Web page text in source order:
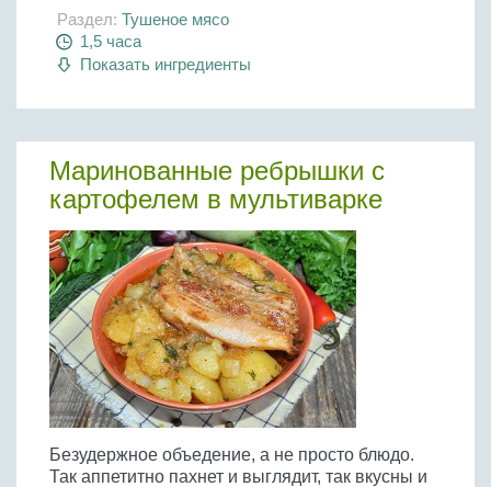
Бобовые
Яйца
Раздел: Тушеное мясо
1,5 часа
Показать ингредиенты
Маринованные ребрышки с
картофелем в мультиварке
Безудержное объедение, а не просто блюдо.
Так аппетитно пахнет и выглядит, так вкусны и